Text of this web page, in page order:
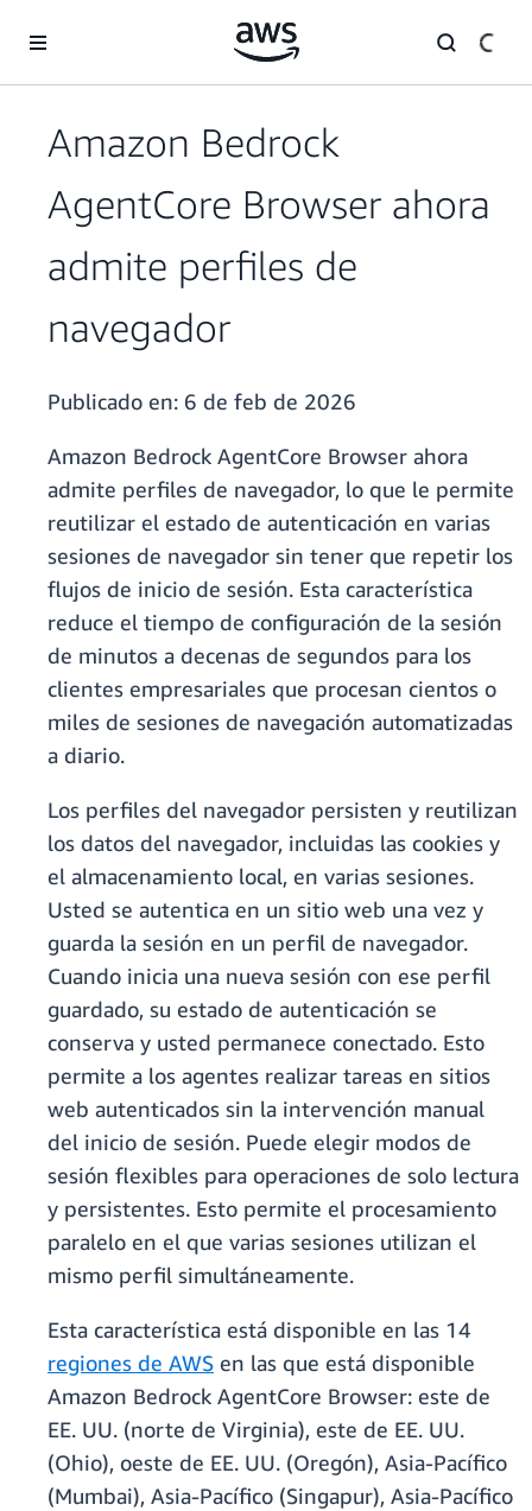
Amazon Bedrock
AgentCore Browser ahora
admite perfiles de
navegador
Publicado en: 6 de feb de 2026
Amazon Bedrock AgentCore Browser ahora
admite perfiles de navegador, lo que le permite
reutilizar el estado de autenticación en varias
sesiones de navegador sin tener que repetir los
flujos de inicio de sesión. Esta característica
reduce el tiempo de configuración de la sesión
de minutos a decenas de segundos para los
clientes empresariales que procesan cientos o
miles de sesiones de navegación automatizadas
a diario.
Los perfiles del navegador persisten y reutilizan
los datos del navegador, incluidas las cookies y
el almacenamiento local, en varias sesiones.
Usted se autentica en un sitio web una vez y
guarda la sesión en un perfil de navegador.
Cuando inicia una nueva sesión con ese perfil
guardado, su estado de autenticación se
conserva y usted permanece conectado. Esto
permite a los agentes realizar tareas en sitios
web autenticados sin la intervención manual
del inicio de sesión. Puede elegir modos de
sesión flexibles para operaciones de solo lectura
y persistentes. Esto permite el procesamiento
paralelo en el que varias sesiones utilizan el
mismo perfil simultáneamente.
Esta característica está disponible en las 14
regiones de AWS en las que está disponible
Amazon Bedrock AgentCore Browser: este de
EE. UU. (norte de Virginia), este de EE. UU.
(Ohio), oeste de EE. UU. (Oregón), Asia-Pacífico
(Mumbai), Asia-Pacífico (Singapur), Asia-Pacífico